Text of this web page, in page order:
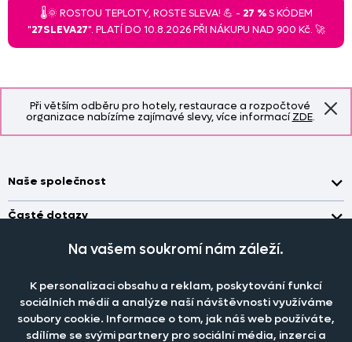
Při větším odběru pro hotely, restaurace a rozpočtové
organizace nabízíme zajímavé slevy, více informacíZDE.
🌡️🌞 ROSTOU TEPLOTY, ROSTE SLEVA! 💪 - 27 %S KÓDEM
"27SLEVA27". PLATÍ DO 10.8.2026 PŘI NÁKUPU NAD 900 Kč. 🚀
Staňte se členem klubu Dante.cz
Naše společnost
Doprava a platba
Obchodní podmínky
Katalog zdarma
Časté dotazy
Jak prát záclony a závěsy?
Jak prát povlečení a prostěradla?
PRODEJNÍ ODDĚLENÍ - TELEFONICKY
po-pá 7:30 - 16:00
Tel.:777 111 818
e-mail:dotazy@dante.cz
Na vašem soukromí nám záleží.
K personalizaci obsahu a reklam, poskytování funkcí
sociálních médií a analýze naší návštěvnosti využíváme
soubory cookie. Informace o tom, jak náš web používáte,
sdílíme se svými partnery pro sociální média, inzerci a